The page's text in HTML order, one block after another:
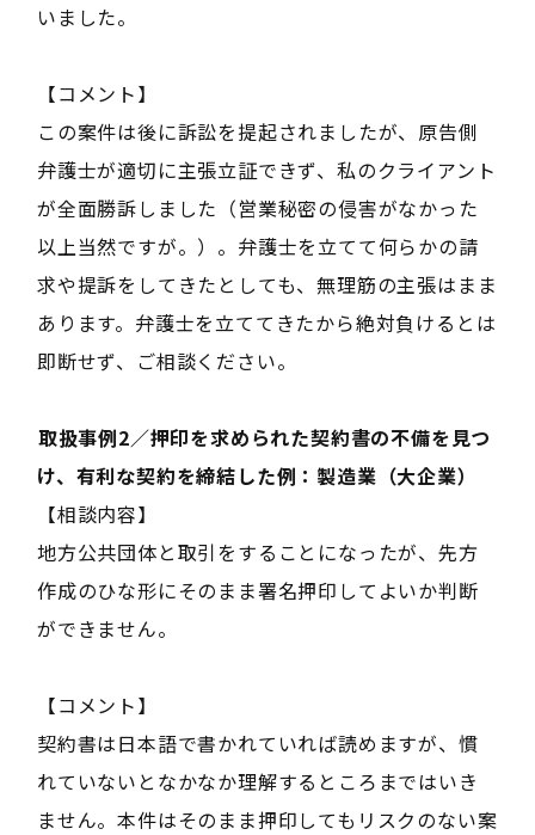
いました。
【コメント】
この案件は後に訴訟を提起されましたが、原告側
弁護士が適切に主張立証できず、私のクライアント
が全面勝訴しました（営業秘密の侵害がなかった
以上当然ですが。）。弁護士を立てて何らかの請
求や提訴をしてきたとしても、無理筋の主張はまま
あります。弁護士を立ててきたから絶対負けるとは
即断せず、ご相談ください。
――取扱事例2／押印を求められた契約書の不備を見つ
け、有利な契約を締結した例：製造業（大企業）――
【相談内容】
地方公共団体と取引をすることになったが、先方
作成のひな形にそのまま署名押印してよいか判断
ができません。
【コメント】
契約書は日本語で書かれていれば読めますが、慣
れていないとなかなか理解するところまではいき
ません。本件はそのまま押印してもリスクのない案